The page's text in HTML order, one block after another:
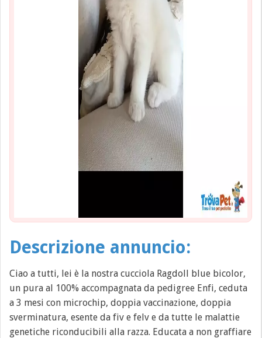
Descrizione annuncio:
Ciao a tutti, lei è la nostra cucciola Ragdoll blue bicolor,
un pura al 100% accompagnata da pedigree Enfi, ceduta
a 3 mesi con microchip, doppia vaccinazione, doppia
sverminatura, esente da fiv e felv e da tutte le malattie
genetiche riconducibili alla razza. Educata a non graffiare